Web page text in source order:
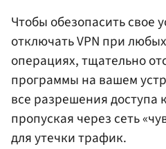
Чтобы обезопасить свое
отключать VPN при
операциях, тщательно
программы на вашем
все разрешения доступа
пропуская через сеть
для утечки трафик.